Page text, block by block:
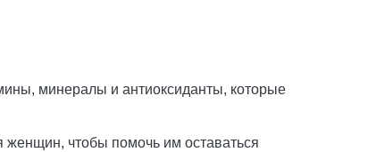
минералы и антиоксиданты, которые
чтобы помочь им оставаться